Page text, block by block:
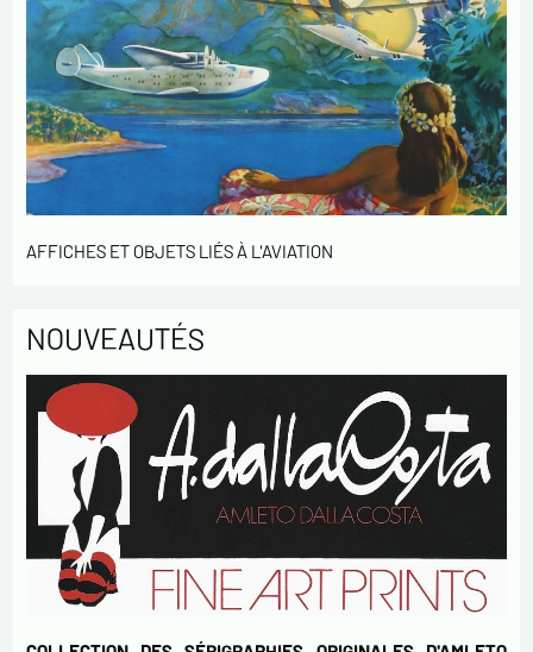
liste d'opposition au démarchage téléphonique « Bloctel »,
sur laquelle vous pouvez vous inscrire ici :
https://conso.bloctel.fr/
En cochant cette case, j'accepte que les
informations saisies dans ce formulaire soient
utilisées pour me contacter dans le cadre de cet
échange commercial.
En cochant cette case, j'accepte de recevoir des
votre activités.
AFFICHES ET OBJETS LIÉS À L'AVIATION
NOUVEAUTÉS